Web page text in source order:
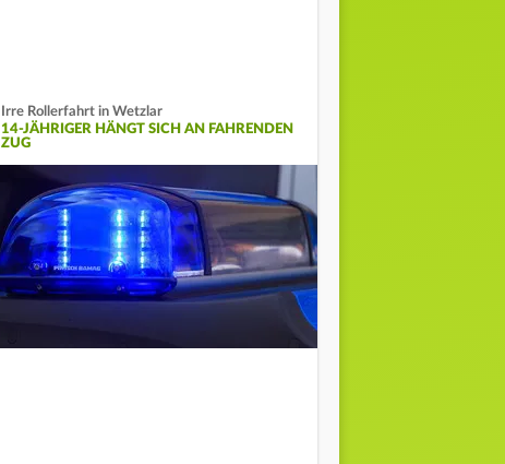
Irre Rollerfahrt in Wetzlar
14-JÄHRIGER HÄNGT SICH AN FAHRENDEN
ZUG